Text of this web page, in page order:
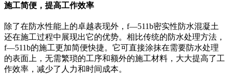
施工简便，提高工作效率
除了在防水性能上的卓越表现外，f—511b密实性防水混凝土
还在施工过程中展现出它的优势。相比传统的防水处理方法，
f—511b的施工更加简便快捷。它可直接涂抹在需要防水处理
的表面上，无需繁琐的工序和额外的施工材料，大大提高了工
作效率，减少了人力和时间成本。